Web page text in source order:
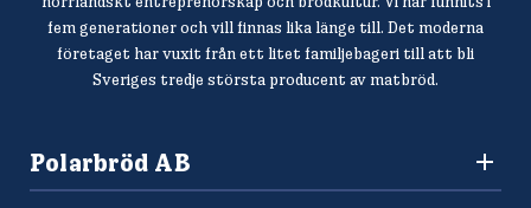
fem generationer och vill finnas lika länge till. Det moderna
företaget har vuxit från ett litet familjebageri till att bli
Sveriges tredje största producent av matbröd.
Polarbröd AB